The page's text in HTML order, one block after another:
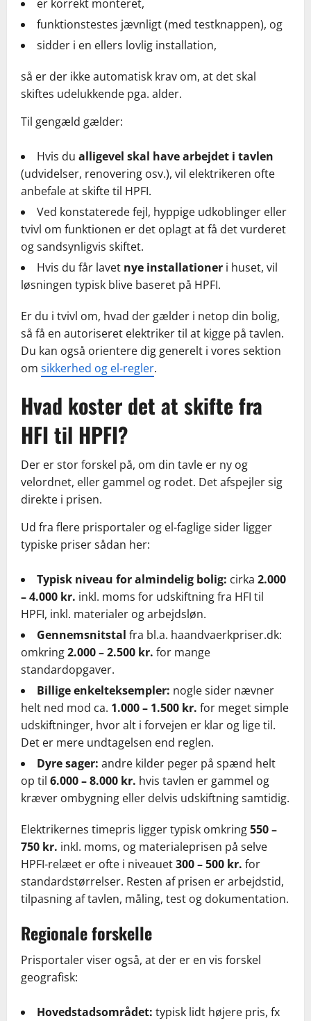
er korrekt monteret,
funktionstestes jævnligt (med testknappen), og
sidder i en ellers lovlig installation,
så er der ikke automatisk krav om, at det skal
skiftes udelukkende pga. alder.
Til gengæld gælder:
Hvis du alligevel skal have arbejdet i tavlen
(udvidelser, renovering osv.), vil elektrikeren ofte
anbefale at skifte til HPFI.
Ved konstaterede fejl, hyppige udkoblinger eller
tvivl om funktionen er det oplagt at få det vurderet
og sandsynligvis skiftet.
Hvis du får lavet nye installationer i huset, vil
løsningen typisk blive baseret på HPFI.
Er du i tvivl om, hvad der gælder i netop din bolig,
så få en autoriseret elektriker til at kigge på tavlen.
Du kan også orientere dig generelt i vores sektion
om sikkerhed og el-regler.
Hvad koster det at skifte fra
HFI til HPFI?
Der er stor forskel på, om din tavle er ny og
velordnet, eller gammel og rodet. Det afspejler sig
direkte i prisen.
Ud fra flere prisportaler og el-faglige sider ligger
typiske priser sådan her:
Typisk niveau for almindelig bolig: cirka 2.000
– 4.000 kr. inkl. moms for udskiftning fra HFI til
HPFI, inkl. materialer og arbejdsløn.
Gennemsnitstal fra bl.a. haandvaerkpriser.dk:
omkring2.000 – 2.500 kr. for mange
standardopgaver.
Billige enkelteksempler: nogle sider nævner
helt ned mod ca. 1.000 – 1.500 kr. for meget simple
udskiftninger, hvor alt i forvejen er klar og lige til.
Det er mere undtagelsen end reglen.
Dyre sager: andre kilder peger på spænd helt
op til 6.000 – 8.000 kr. hvis tavlen er gammel og
kræver ombygning eller delvis udskiftning samtidig.
Elektrikernes timepris ligger typisk omkring550 –
750 kr. inkl. moms, og materialeprisen på selve
HPFI-relæet er ofte i niveauet300 – 500 kr. for
standardstørrelser. Resten af prisen er arbejdstid,
tilpasning af tavlen, måling, test og dokumentation.
Regionale forskelle
Prisportaler viser også, at der er en vis forskel
geografisk:
Hovedstadsområdet: typisk lidt højere pris, fx